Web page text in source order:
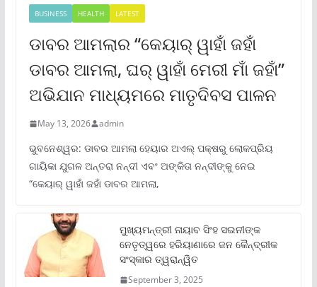
BUSINESS HEALTH LATEST
ଡାବର ଆମଲାର “କେୟାର୍ ୱାହାଁ ଜହାଁ
ଡାବର ଆମଲା, ଘର୍ ୱାହାଁ ମେରୀ ମାଁ ଜହାଁ”
ଅଭିଯାନ ମାଧ୍ୟମରେ ମାତୃଦିବସ ପାଳନ
May 13, 2026 admin
ଭୁବନେଶ୍ୱର: ଡାବର ଆମଲା ହେୟାର ଅଏଲ୍ ପକ୍ଷରୁ ଲୋକପ୍ରିୟ
ଗାୟିକା ଯୁଗଳ ଅନ୍ତରା ନନ୍ଦୀ ଏବଂ ଅଙ୍କିତା ନନ୍ଦୀଙ୍କୁ ନେଇ
“କେୟାର୍ ୱାହାଁ ଜହାଁ ଡାବର ଆମଲା,
ମୁଖ୍ୟମନ୍ତ୍ରୀ ନାୟାବ ସିଂହ ସଇନୀଙ୍କ
ନେତୃତ୍ୱରେ ହରିୟାଣାରେ ଜନ କୈନ୍ଦ୍ରୀକ
ସଂସ୍କାର ତ୍ୱରାନ୍ୱିତ
September 3, 2025